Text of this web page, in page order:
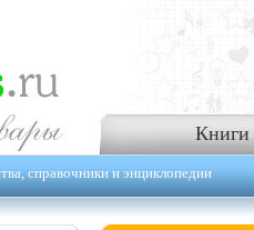
Книги
справочники и энциклопедии